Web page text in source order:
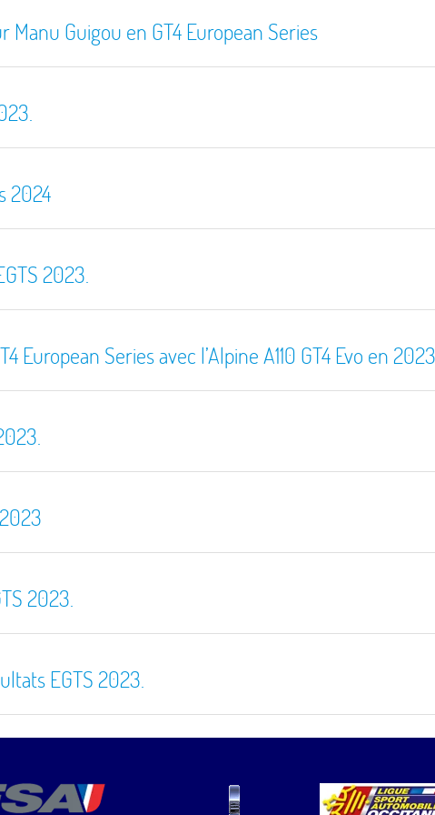
Guigou en GT4 European Series
2024
2023.
European Series avec l’Alpine A110 GT4 Evo en 2023
2023.
EGTS 2023.